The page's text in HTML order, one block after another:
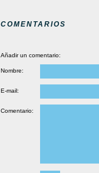
COMENTARIOS
Añadir un comentario:
Nombre:
E-mail:
Comentario: